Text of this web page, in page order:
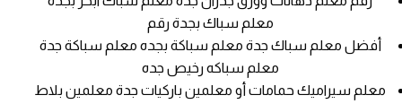
معلم سباك بجدة رقم
أفضل معلم سباك جدة معلم سباكة بجده معلم سباكة جدة
معلم سباكه رخيص جده
معلم سيراميك حمامات أو معلمين باركيات جدة معلمين بلاط